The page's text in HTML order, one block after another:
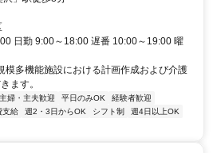
日勤 9:00～18:00 遅番 10:00～19:00 曜
模多機能施設における計画作成および介護
ます。
主婦・主夫歓迎 平日のみOK
経験者歓迎
支給 週2・3日からOK シフト制
週4日以上OK